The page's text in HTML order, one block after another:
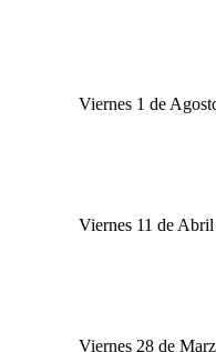
Viernes 1 de
Viernes 11 de
Viernes 28 de